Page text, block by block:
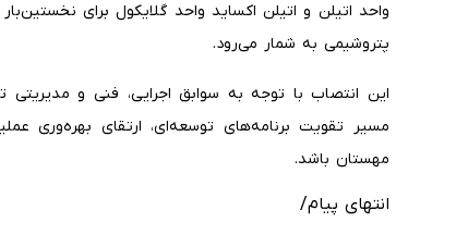
واحد اتیلن و اتیلن اکساید واحد گلایکول برای
پتروشیمی به شمار می‌رود.
این انتصاب با توجه به سوابق اجرایی، فنی و
مسیر تقویت برنامه‌های توسعه‌ای، ارتقای بهره‌وری
مهستان باشد.
انتهای پیام/